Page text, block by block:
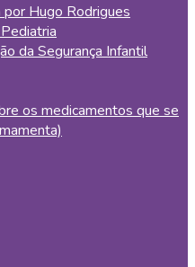
Hugo Rodrigues
da Segurança Infantil
os medicamentos que se